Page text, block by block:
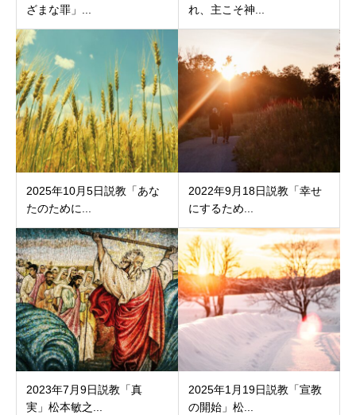
ざまな罪」...
れ、主こそ神...
2025年10月5日説教「あな
たのために...
2022年9月18日説教「幸せ
にするため...
2023年7月9日説教「真
実」松本敏之...
2025年1月19日説教「宣教
の開始」松...